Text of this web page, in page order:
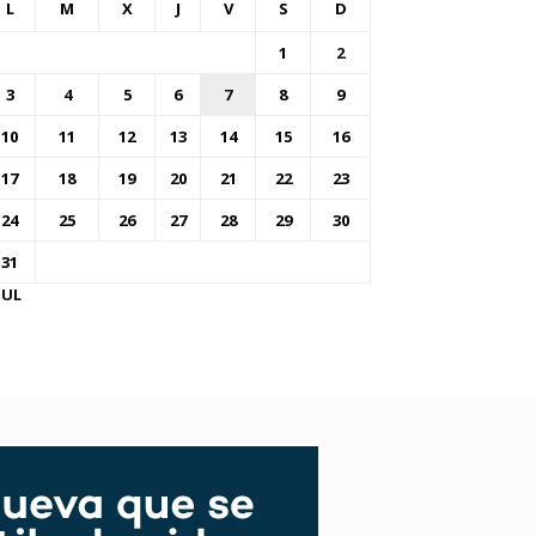
L M X J V S D
1
2
3
4 5 6 7 8
9
10
11 12 13 14 15
16
17
18 19 20 21 22
23
24
25 26 27 28 29
30
31